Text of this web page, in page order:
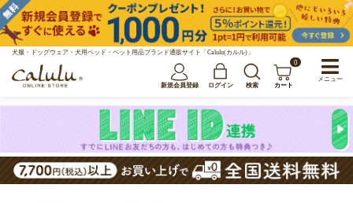
犬服・ドッグウェア・犬用ベッド・ペット用品ブランド通販サイト「Calulu(カルル)」
新規会員登録 ログイン 検索
0
カート
メニュー